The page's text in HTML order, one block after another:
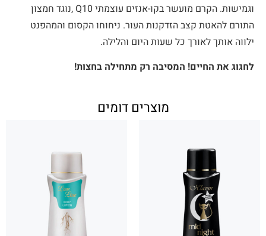
וגמישות. הקרם מועשר בקו-אנזים עוצמתי Q10 ,נוגד חמצון
התורם להאטת קצב הזדקנות העור. ניחוחו הקסום והמהפנט
ילווה אותך לאורך כל שעות היום והלילה.
לחגוג את החיים! המסיבה רק מתחילה בחצות!
מוצרים דומים